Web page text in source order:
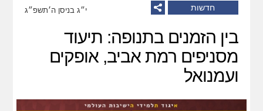
חדשות י״ג בניסן ה׳תשפ״ג
בין הזמנים בתנופה: תיעוד
מסניפים רמת אביב, אופקים
ועמנואל